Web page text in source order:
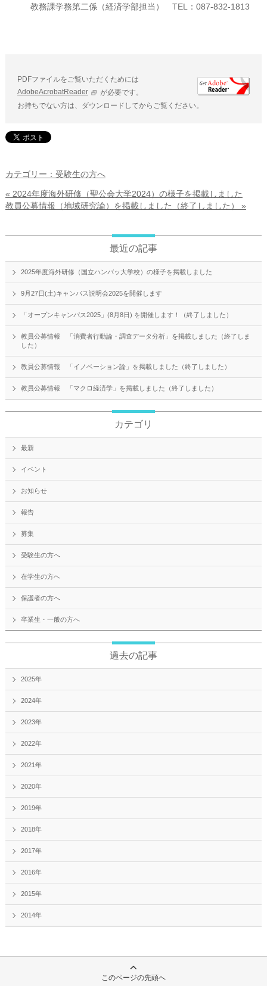
教務課学務第二係（経済学部担当） TEL：087-832-1813
PDFファイルをご覧いただくためには
AdobeAcrobatReader
が必要です。
お持ちでない方は、ダウンロードしてからご覧ください。
カテゴリー：受験生の方へ
« 2024年度海外研修（聖公会大学2024）の様子を掲載しました
教員公募情報（地域研究論）を掲載しました（終了しました） »
最近の記事
2025年度海外研修（国立ハンバッ大学校）の様子を掲載しました
9月27日(土)キャンパス説明会2025を開催します
「オープンキャンパス2025」(8月8日) を開催します！（終了しました）
教員公募情報 「消費者行動論・調査データ分析」を掲載しました（終了しま
した）
教員公募情報 「イノベーション論」を掲載しました（終了しました）
教員公募情報 「マクロ経済学」を掲載しました（終了しました）
カテゴリ
最新
イベント
お知らせ
報告
募集
受験生の方へ
在学生の方へ
保護者の方へ
卒業生・一般の方へ
過去の記事
2025年
2024年
2023年
2022年
2021年
2020年
2019年
2018年
2017年
2016年
2015年
2014年
このページの先頭へ